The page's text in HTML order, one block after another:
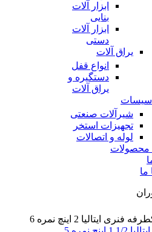
ابزار آلات
بنایی
ابزار آلات
دستی
یراق آلات
انواع قفل
دستگیره و
یراق آلات
شیرآلات صنعتی
تجهیزات استخر
لوله و اتصالات
محصولات
ما
ایتالیا 2 اینچ نمره 6